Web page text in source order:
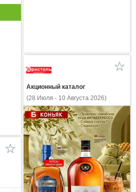
Акционный каталог
(28 Июля - 10 Августа 2026)